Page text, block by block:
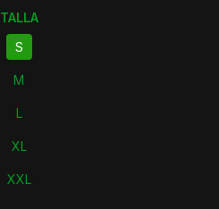
TALLA
S
M
L
XL
XXL